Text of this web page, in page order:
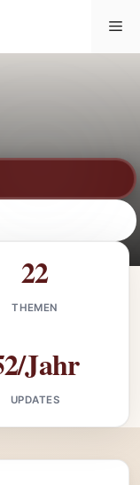
22
THEMEN
Jahr
UPDATES